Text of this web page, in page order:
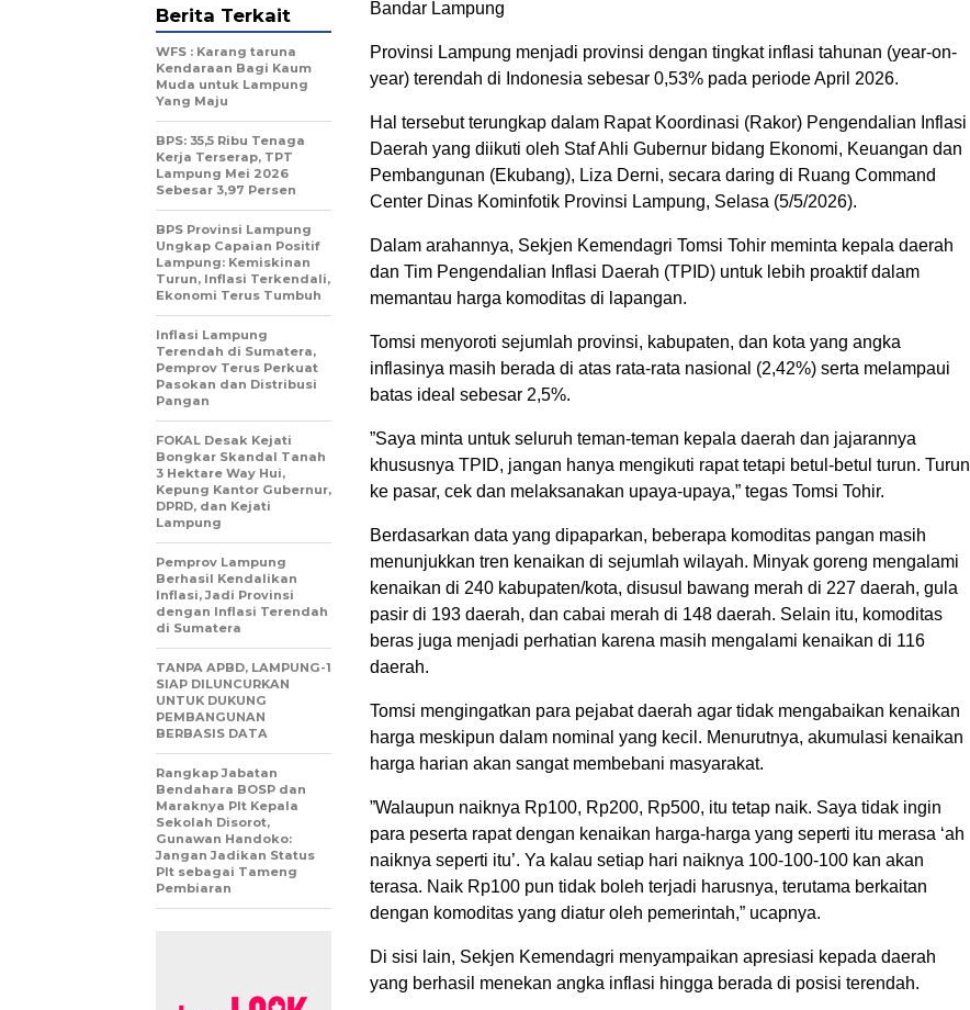
Bandar Lampung
Provinsi Lampung menjadi provinsi dengan tingkat inflasi tahunan (year-on-
year) terendah di Indonesia sebesar 0,53% pada periode April 2026.
Hal tersebut terungkap dalam Rapat Koordinasi (Rakor) Pengendalian Inflasi
Daerah yang diikuti oleh Staf Ahli Gubernur bidang Ekonomi, Keuangan dan
Pembangunan (Ekubang), Liza Derni, secara daring di Ruang Command
Center Dinas Kominfotik Provinsi Lampung, Selasa (5/5/2026).
Dalam arahannya, Sekjen Kemendagri Tomsi Tohir meminta kepala daerah
dan Tim Pengendalian Inflasi Daerah (TPID) untuk lebih proaktif dalam
memantau harga komoditas di lapangan.
​Tomsi menyoroti sejumlah provinsi, kabupaten, dan kota yang angka
inflasinya masih berada di atas rata-rata nasional (2,42%) serta melampaui
batas ideal sebesar 2,5%.
​”Saya minta untuk seluruh teman-teman kepala daerah dan jajarannya
khususnya TPID, jangan hanya mengikuti rapat tetapi betul-betul turun. Turun
ke pasar, cek dan melaksanakan upaya-upaya,” tegas Tomsi Tohir.
​Berdasarkan data yang dipaparkan, beberapa komoditas pangan masih
menunjukkan tren kenaikan di sejumlah wilayah. Minyak goreng mengalami
kenaikan di 240 kabupaten/kota, disusul bawang merah di 227 daerah, gula
pasir di 193 daerah, dan cabai merah di 148 daerah. Selain itu, komoditas
beras juga menjadi perhatian karena masih mengalami kenaikan di 116
daerah.
​Tomsi mengingatkan para pejabat daerah agar tidak mengabaikan kenaikan
harga meskipun dalam nominal yang kecil. Menurutnya, akumulasi kenaikan
harga harian akan sangat membebani masyarakat.
​”Walaupun naiknya Rp100, Rp200, Rp500, itu tetap naik. Saya tidak ingin
para peserta rapat dengan kenaikan harga-harga yang seperti itu merasa ‘ah
naiknya seperti itu’. Ya kalau setiap hari naiknya 100-100-100 kan akan
terasa. Naik Rp100 pun tidak boleh terjadi harusnya, terutama berkaitan
dengan komoditas yang diatur oleh pemerintah,” ucapnya.
​Di sisi lain, Sekjen Kemendagri menyampaikan apresiasi kepada daerah
yang berhasil menekan angka inflasi hingga berada di posisi terendah.
Berita Terkait
WFS : Karang taruna
Kendaraan Bagi Kaum
Muda untuk Lampung
Yang Maju
BPS: 35,5 Ribu Tenaga
Kerja Terserap, TPT
Lampung Mei 2026
Sebesar 3,97 Persen
BPS Provinsi Lampung
Ungkap Capaian Positif
Lampung: Kemiskinan
Turun, Inflasi Terkendali,
Ekonomi Terus Tumbuh
Inflasi Lampung
Terendah di Sumatera,
Pemprov Terus Perkuat
Pasokan dan Distribusi
Pangan
FOKAL Desak Kejati
Bongkar Skandal Tanah
3 Hektare Way Hui,
Kepung Kantor Gubernur,
DPRD, dan Kejati
Lampung
Pemprov Lampung
Berhasil Kendalikan
Inflasi, Jadi Provinsi
dengan Inflasi Terendah
di Sumatera
TANPA APBD, LAMPUNG-1
SIAP DILUNCURKAN
UNTUK DUKUNG
PEMBANGUNAN
BERBASIS DATA
Rangkap Jabatan
Bendahara BOSP dan
Maraknya Plt Kepala
Sekolah Disorot,
Gunawan Handoko:
Jangan Jadikan Status
Plt sebagai Tameng
Pembiaran